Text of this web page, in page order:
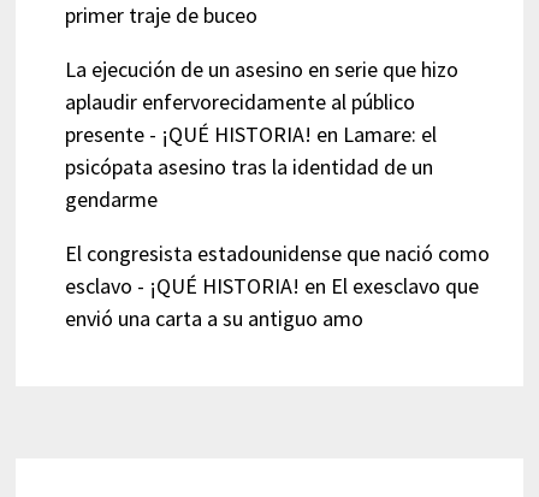
primer traje de buceo
La ejecución de un asesino en serie que hizo
aplaudir enfervorecidamente al público
presente - ¡QUÉ HISTORIA! en Lamare: el
psicópata asesino tras la identidad de un
gendarme
El congresista estadounidense que nació como
esclavo - ¡QUÉ HISTORIA! en El exesclavo que
envió una carta a su antiguo amo